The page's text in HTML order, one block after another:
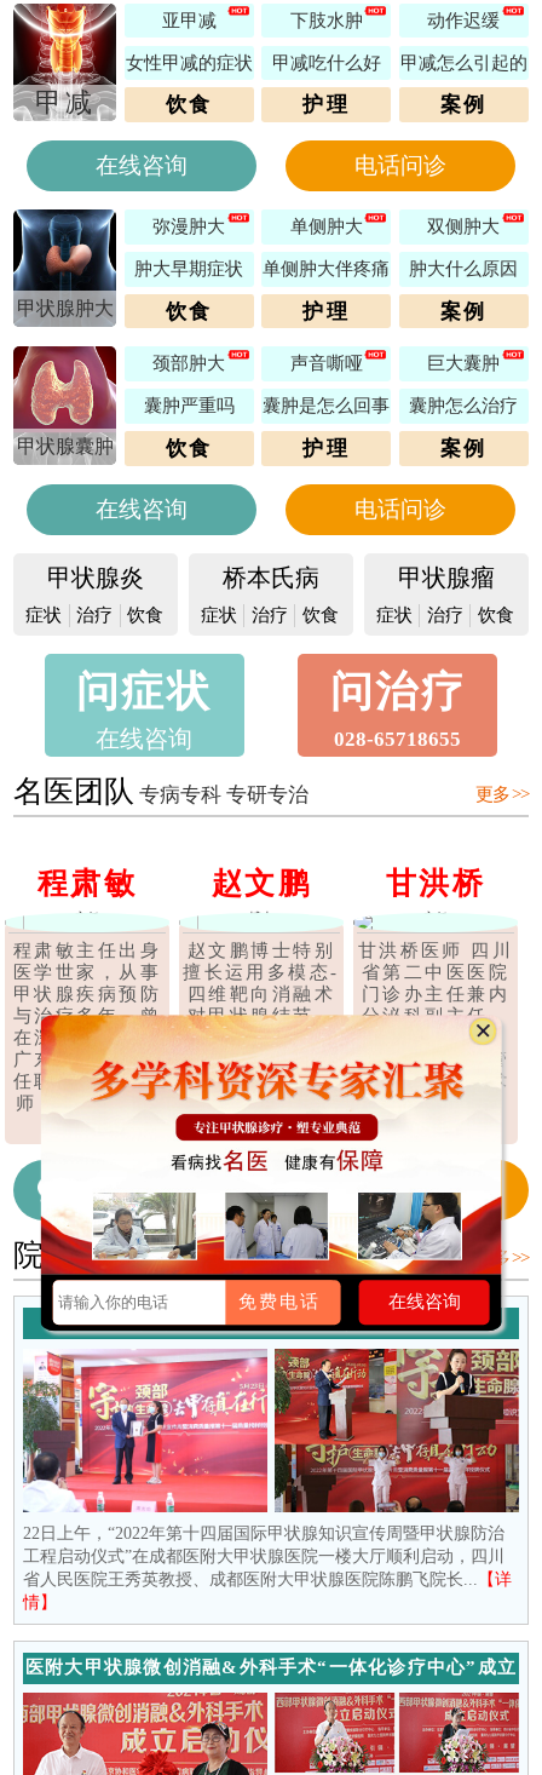
甲减
亚甲减 下肢水肿 动作迟缓
女性甲减的症状 甲减吃什么好 甲减怎么引起的
饮食 护理 案例
在线咨询 电话问诊
甲状腺肿大
弥漫肿大 单侧肿大 双侧肿大
肿大早期症状 单侧肿大伴疼痛 肿大什么原因
饮食 护理 案例
甲状腺囊肿
颈部肿大 声音嘶哑 巨大囊肿
囊肿严重吗 囊肿是怎么回事 囊肿怎么治疗
饮食 护理 案例
在线咨询 电话问诊
甲状腺炎
症状 治疗 饮食
桥本氏病
症状 治疗 饮食
甲状腺瘤
症状 治疗 饮食
问症状
在线咨询
问治疗
028-65718655
名医团队 专病专科 专研专治 更多 >>
程肃敏
主任
程肃敏主任出身
医学世家，从事
甲状腺疾病预防
与治疗多年，曾
在深圳、上海、
广东等多家医院
任职甲状腺科医
师，后经成都..
赵文鹏
博士
赵文鹏博士特别
擅长运用多模态-
四维靶向消融术
对甲状腺结节、
甲状腺腺瘤、甲
状腺囊肿、甲状
腺乳头状癌等甲
状腺疾..【详
细】
甘洪桥
主任
甘洪桥医师 四川
省第二中医医院
门诊办主任兼内
分泌科副主任，
副主任中医师，
四川省中医药管
理局第六批学术
和技术带头..
在线咨询医生 028-65718655
院内新闻 更多 >>
守护颈部生命腺 去“甲”存真在行动
22日上午，“2022年第十四届国际甲状腺知识宣传周暨甲状腺防治
工程启动仪式”在成都医附大甲状腺医院一楼大厅顺利启动，四川
省人民医院王秀英教授、成都医附大甲状腺医院陈鹏飞院长...
【详
情】
医附大甲状腺微创消融&外科手术“一体化诊疗中心”成立
免费电话 在线咨询